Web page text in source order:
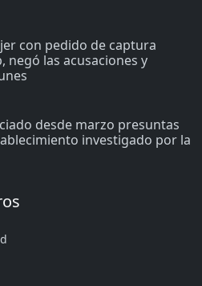
con pedido de captura
negó las acusaciones y
desde marzo presuntas
investigado por la